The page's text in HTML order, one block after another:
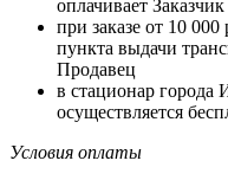
оплачивает
при заказе от 10
пункта выдачи
Продавец
в стационар города
осуществляется
Условия оплаты